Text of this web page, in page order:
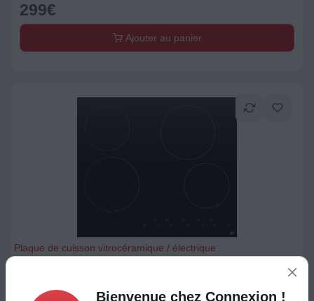
299€
Ajouter au panier
Plaque de cuisson vitrocéramique / électrique
Bienvenue chez Connexion !